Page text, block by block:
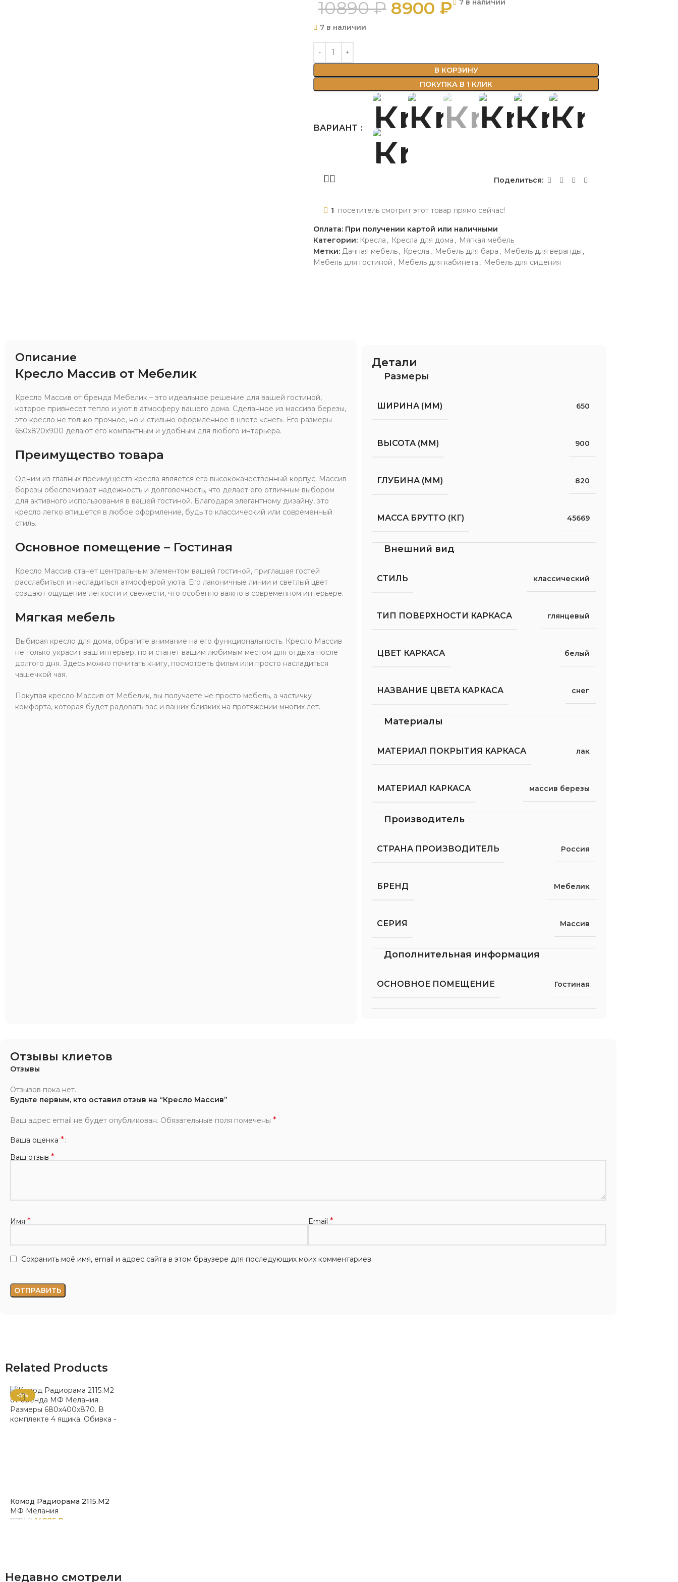
10890₽ 8900 ₽
7 в наличии
В КОРЗИНУ
ПОКУПКА В 1 КЛИК
ВАРИАНТ
Поделиться:
1 посетитель смотрит этот товар прямо сейчас!
Оплата: При получении картой или наличными
Категории: Кресла , Кресла для дома , Мягкая мебель
Метки: Дачная мебель, Кресла , Мебель для бара , Мебель для веранды ,
Мебель для гостиной , Мебель для кабинета , Мебель для сидения
Описание
Кресло Массив от Мебелик
Кресло Массив от бренда Мебелик – это идеальное решение для вашей гостиной,
которое привнесет тепло и уют в атмосферу вашего дома. Сделанное из массива березы,
это кресло не только прочное, но и стильно оформленное в цвете «снег». Его размеры
650x820x900 делают его компактным и удобным для любого интерьера.
Преимущество товара
Одним из главных преимуществ кресла является его высококачественный корпус. Массив
березы обеспечивает надежность и долговечность, что делает его отличным выбором
для активного использования в вашей гостиной. Благодаря элегантному дизайну, это
кресло легко впишется в любое оформление, будь то классический или современный
стиль.
Основное помещение – Гостиная
Кресло Массив станет центральным элементом вашей гостиной, приглашая гостей
расслабиться и насладиться атмосферой уюта. Его лаконичные линии и светлый цвет
создают ощущение легкости и свежести, что особенно важно в современном интерьере.
Мягкая мебель
Выбирая кресло для дома, обратите внимание на его функциональность. Кресло Массив
не только украсит ваш интерьер, но и станет вашим любимым местом для отдыха после
долгого дня. Здесь можно почитать книгу, посмотреть фильм или просто насладиться
чашечкой чая.
Покупая кресло Массив от Мебелик, вы получаете не просто мебель, а частичку
комфорта, которая будет радовать вас и ваших близких на протяжении многих лет.
Детали
Размеры
ШИРИНА (ММ) 650
ВЫСОТА (ММ) 900
ГЛУБИНА (ММ) 820
МАССА БРУТТО (КГ) 45669
Внешний вид
СТИЛЬ классический
ТИП ПОВЕРХНОСТИ КАРКАСА глянцевый
ЦВЕТ КАРКАСА белый
НАЗВАНИЕ ЦВЕТА КАРКАСА снег
Материалы
МАТЕРИАЛ ПОКРЫТИЯ КАРКАСА лак
МАТЕРИАЛ КАРКАСА массив березы
Производитель
СТРАНА ПРОИЗВОДИТЕЛЬ Россия
БРЕНД Мебелик
СЕРИЯ Массив
Дополнительная информация
ОСНОВНОЕ ПОМЕЩЕНИЕ Гостиная
Отзывы клиетов
Отзывы
Отзывов пока нет.
Будьте первым, кто оставил отзыв на “Кресло Массив”
Ваш адрес email не будет опубликован. Обязательные поля помечены *
Ваша оценка *
Ваш отзыв *
Имя * Email *
Сохранить моё имя, email и адрес сайта в этом браузере для последующих моих комментариев.
Related Products
-5%
Комод Радиорама 2115.М2
МФ Мелания
15774 ₽ 14985 ₽
Недавно смотрели